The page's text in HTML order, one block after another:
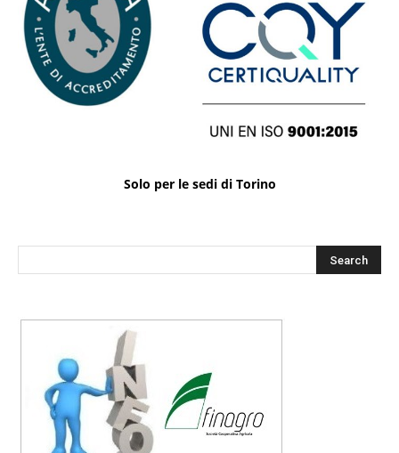
Solo per le sedi di Torino